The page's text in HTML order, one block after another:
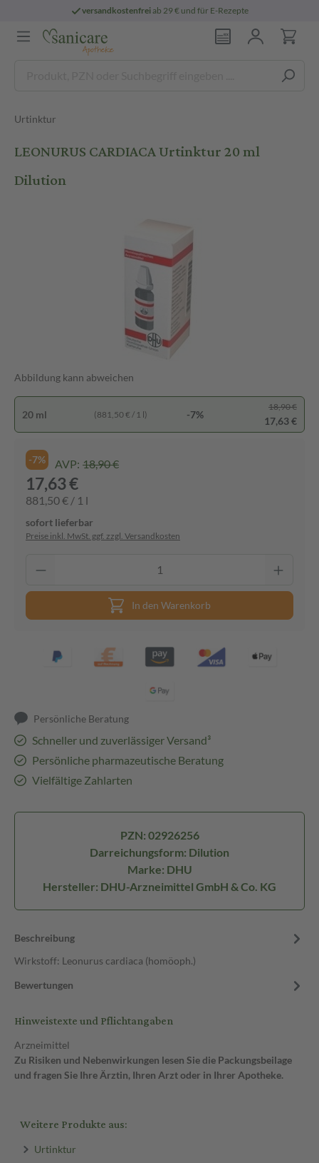
versandkostenfreiab 29 € und für E-Rezepte
Urtinktur
LEONURUS CARDIACA Urtinktur 20 ml
Dilution
Abbildung kann abweichen
20 ml (881,50 € / 1 l) -7%
18,90 €
17,63 €
-7% AVP: 18,90 €
17,63 €
881,50 € / 1 l
sofort lieferbar
Preise inkl. MwSt. ggf. zzgl. Versandkosten
In den Warenkorb
Persönliche Beratung
Schneller und zuverlässiger Versand³
Persönliche pharmazeutische Beratung
Vielfältige Zahlarten
PZN: 02926256
Darreichungsform: Dilution
Marke: DHU
Hersteller: DHU-Arzneimittel GmbH & Co. KG
Beschreibung
Wirkstoff: Leonurus cardiaca (homöoph.)
Bewertungen
Hinweistexte und Pflichtangaben
Arzneimittel
Zu Risiken und Nebenwirkungen lesen Sie die Packungsbeilage
und fragen Sie Ihre Ärztin, Ihren Arzt oder in Ihrer Apotheke.
Weitere Produkte aus:
Urtinktur